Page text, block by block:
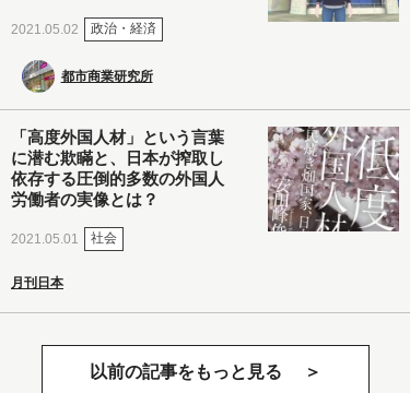
2021.05.02 政治・経済
都市商業研究所
「高度外国人材」という言葉
に潜む欺瞞と、日本が搾取し
依存する圧倒的多数の外国人
労働者の実像とは？
2021.05.01 社会
月刊日本
以前の記事をもっと見る